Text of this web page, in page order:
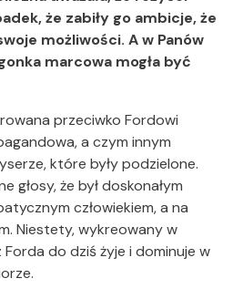
że zabiły go ambicje, że
możliwości. A w Panów
marcowa mogła być
przeciwko Fordowi
a czym innym
które były podzielone.
głosy, że był doskonałym
człowiekiem, a na
Niestety, wykreowany w
do dziś żyje i dominuje w